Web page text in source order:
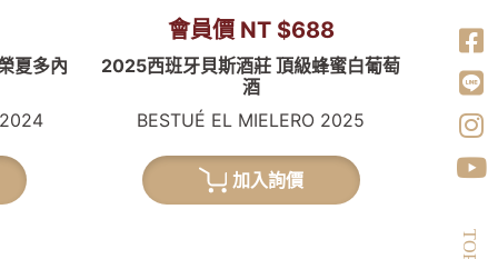
夏多內
會員價 NT $688
2025西班牙貝斯酒莊 頂級蜂蜜白葡萄
酒
BESTUÉ EL MIELERO 2025
加入詢價
TOP